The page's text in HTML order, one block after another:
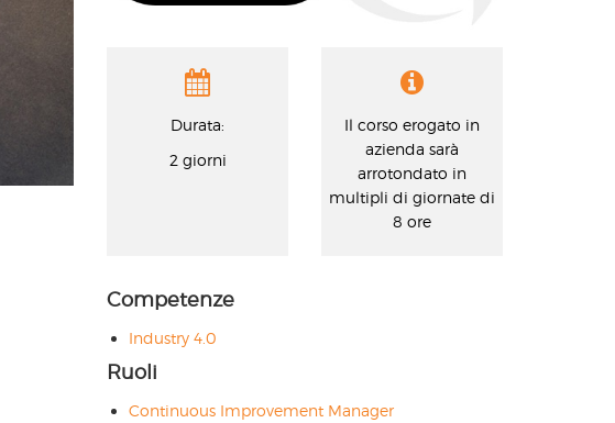
Durata:
2 giorni
Il corso erogato in
azienda sarà
arrotondato in
multipli di giornate di
8 ore
Competenze
Industry 4.0
Ruoli
Continuous Improvement Manager